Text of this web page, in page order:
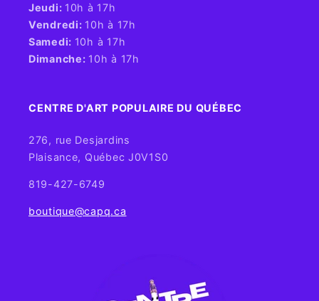
Jeudi: 10h à 17h
Vendredi: 10h à 17h
Samedi: 10h à 17h
Dimanche: 10h à 17h
CENTRE D'ART POPULAIRE DU QUÉBEC
276, rue Desjardins
Plaisance, Québec J0V1S0
819-427-6749
boutique@capq.ca